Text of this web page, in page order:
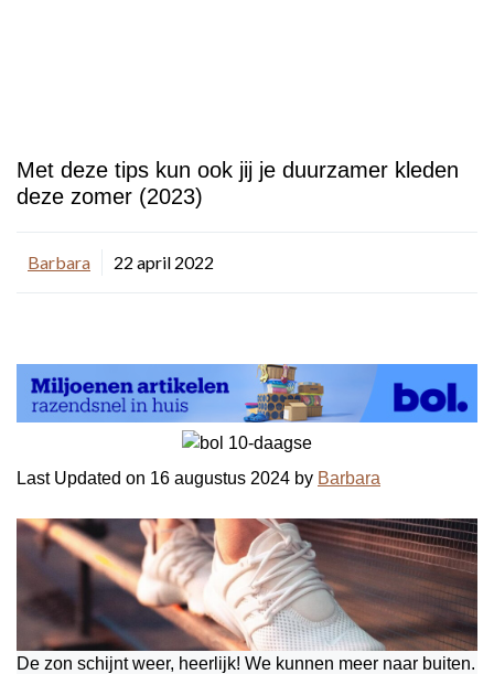
Met deze tips kun ook jij je duurzamer kleden
deze zomer (2023)
Barbara 22 april 2022
Last Updated on 16 augustus 2024 by Barbara
De zon schijnt weer, heerlijk! We kunnen meer naar buiten.